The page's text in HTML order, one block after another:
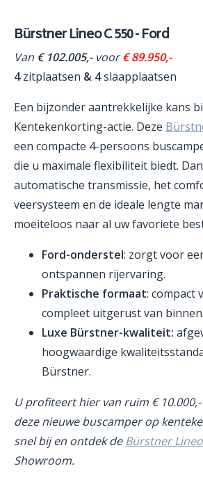
Bürstner Lineo C 550 - Ford
Van € 102.005,-voor€ 89.950,-
4zitplaatsen & 4slaapplaatsen
Een bijzonder aantrekkelijke kans
Kentekenkorting-actie. Deze
een compacte 4-persoons
die u maximale flexibiliteit biedt.
automatische transmissie, het
veersysteem en de ideale lengte
moeiteloos naar al uw favoriete
Ford-onderstel: zorgt voor
ontspannen rijervaring.
Praktische formaat: compact
compleet uitgerust van binnen.
Luxe Bürstner-kwaliteit:
hoogwaardige
Bürstner.
U profiteert hier van ruim €
deze nieuwe buscamper op
snel bij en ontdek deBürstner
Showroom.